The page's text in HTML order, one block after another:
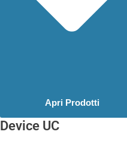
Apri Prodotti
Device UC